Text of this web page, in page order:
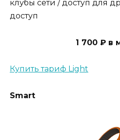
клубы сети / доступ для
доступ
1 700 ₽ в
Купить тариф Light
Smart